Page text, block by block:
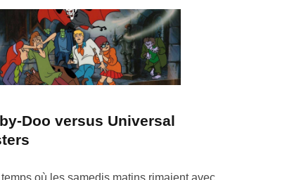
Doo versus Universal